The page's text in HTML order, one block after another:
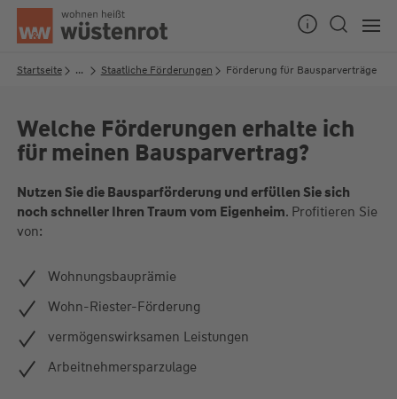
Seitenanfang
Startseite ... Staatliche Förderungen Förderung für Bausparverträge
Welche Förderungen erhalte ich
für meinen Bausparvertrag?
Nutzen Sie die Bausparförderung und erfüllen Sie sich
noch schneller Ihren Traum vom Eigenheim. Profitieren Sie
von:
Wohnungsbauprämie
Wohn-Riester-Förderung
vermögenswirksamen Leistungen
Arbeitnehmersparzulage
Unsere Chatzeiten:
Mo bis Do: 9:00 Uhr - 19:00 Uhr